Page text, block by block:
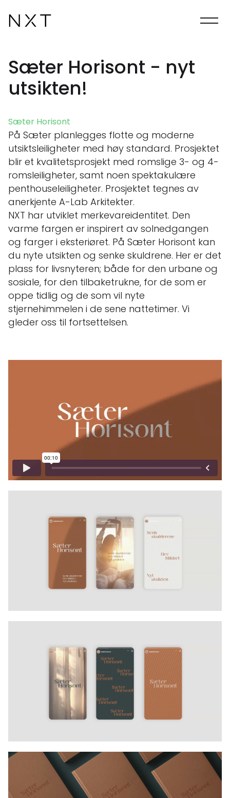
Sæter Horisont - nyt
utsikten!
Sæter Horisont
På Sæter planlegges flotte og moderne
utsiktsleiligheter med høy standard. Prosjektet
blir et kvalitetsprosjekt med romslige 3- og 4-
romsleiligheter, samt noen spektakulære
penthouseleiligheter. Prosjektet tegnes av
anerkjente A-Lab Arkitekter.
NXT har utviklet merkevareidentitet. Den
varme fargen er inspirert av solnedgangen
og farger i eksteriøret. På Sæter Horisont kan
du nyte utsikten og senke skuldrene. Her er det
plass for livsnyteren; både for den urbane og
sosiale, for den tilbaketrukne, for de som er
oppe tidlig og de som vil nyte
stjernehimmelen i de sene nattetimer. Vi
gleder oss til fortsettelsen.